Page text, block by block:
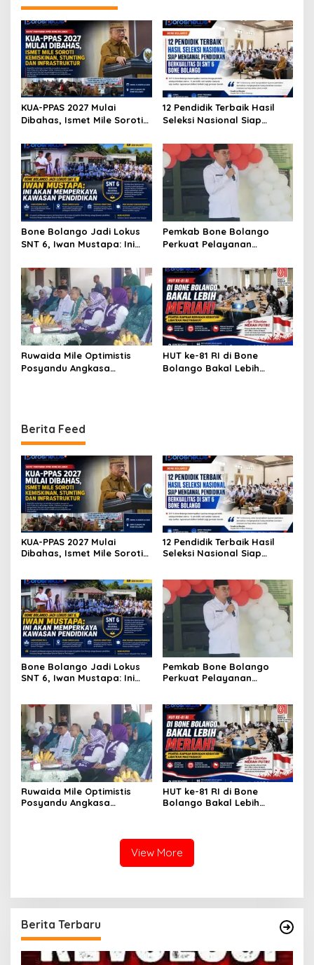
KUA-PPAS 2027 Mulai
Dibahas, Ismet Mile Soroti
Infrastruktur
12 Pendidik Terbaik Hasil
Seleksi Nasional Siap
Berkualitas di SNT 6 Bone
Bolango
Bone Bolango Jadi Lokus
SNT 6, Iwan Mustapa: Ini
Kawasan Pendidikan
Pemkab Bone Bolango
Perkuat Pelayanan
Posyandu Tingkat Provinsi
Ruwaida Mile Optimistis
Posyandu Angkasa
HUT ke-81 RI di Bone
Bolango Bakal Lebih
Berita Feed
KUA-PPAS 2027 Mulai
Dibahas, Ismet Mile Soroti
12 Pendidik Terbaik Hasil
Seleksi Nasional Siap
Bolango
Bone Bolango Jadi Lokus
SNT 6, Iwan Mustapa: Ini
Pemkab Bone Bolango
Perkuat Pelayanan
Ruwaida Mile Optimistis
Posyandu Angkasa
HUT ke-81 RI di Bone
Bolango Bakal Lebih
View More
Berita Terbaru